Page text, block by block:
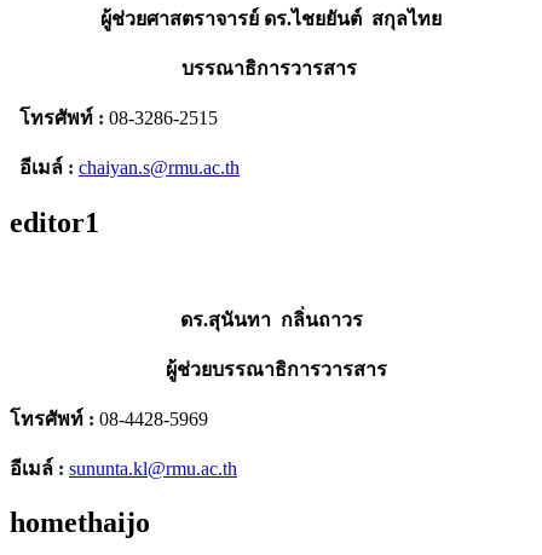
ผู้ช่วยศาสตราจารย์ ดร.ไชยยันต์ สกุลไทย
บรรณาธิการวารสาร
โทรศัพท์ : 08-3286-2515
อีเมล์ : chaiyan.s@rmu.ac.th
editor1
ดร.สุนันทา กลิ่นถาวร
ผู้ช่วยบรรณาธิการวารสาร
โทรศัพท์ : 08-4428-5969
อีเมล์ : sununta.kl@rmu.ac.th
homethaijo